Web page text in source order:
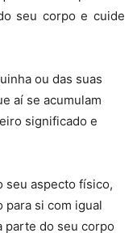
seu corpo e cuide
ou das suas
aí se acumulam
significado e
seu aspecto físico,
para si com igual
parte do seu corpo